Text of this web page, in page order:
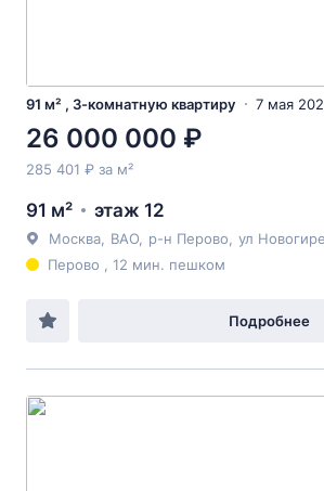
91 м² , 3-комнатную квартиру 7 мая
26 000 000 ₽
285 401 ₽ за м²
91 м² этаж 12
Москва ВАО р-н Перово ул
Перово , 12 мин. пешком
Подробнее